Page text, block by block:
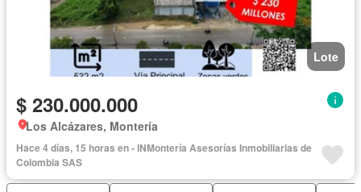
Lote
$ 230.000.000
Los Alcázares, Montería
Hace 4 días, 15 horas en - INMontería Asesorías Inmobiliarias de
Colombia SAS